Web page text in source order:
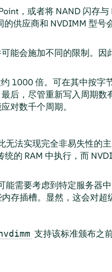
，或者将 NAND 闪存与
供应商和 NVDIMM 型号
能会施加不同的限制。因
1000 倍。可在其中按字
后，尽管重新写入周期数
对数千个周期。
法实现完全非易失性的
的 RAM 中执行，而
需要考虑到特定服务器
存插槽。显然，这会对超
支持该标准颁布之